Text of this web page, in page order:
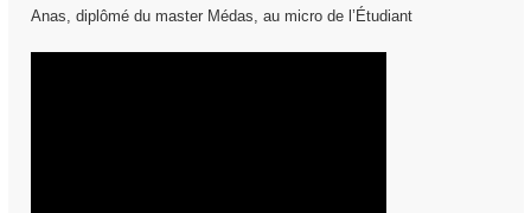
Anas, diplômé du master Médas, au micro de l’Étudiant